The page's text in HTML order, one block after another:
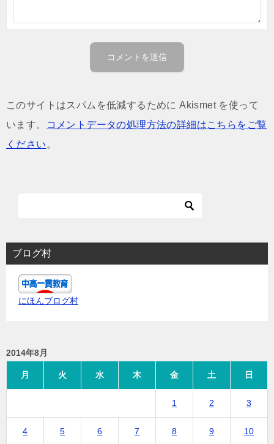
このサイトはスパムを低減するために Akismet を使って
います。
コメントデータの処理方法の詳細はこちらをご覧
ください 。
ブログ村
にほんブログ村
2014年8月
月 火 水 木 金 土 日
1 2 3
4 5 6 7 8 9 10